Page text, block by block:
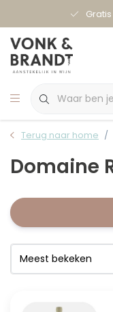
Terug naar home
Domaine